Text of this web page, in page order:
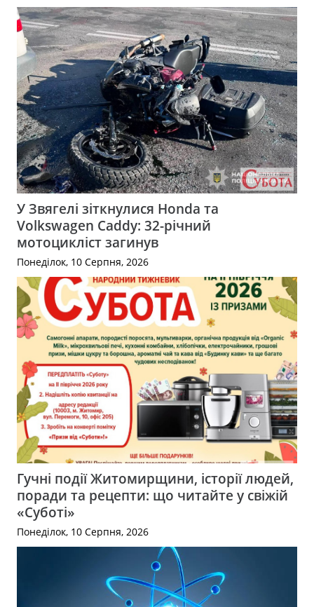
У Звягелі зіткнулися Honda та
Volkswagen Caddy: 32-річний
мотоцикліст загинув
Понеділок, 10 Серпня, 2026
Гучні події Житомирщини, історії людей,
поради та рецепти: що читайте у свіжій
«Суботі»
Понеділок, 10 Серпня, 2026